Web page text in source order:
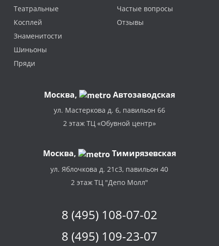
Театральные
Косплей
Знаменитости
Шиньоны
Пряди
Частые вопросы
Отзывы
Москва, Автозаводская
ул. Мастеркова д. 6, павильон 66
2 этаж ТЦ «Обувной центр»
Москва, Тимирязевская
ул. Яблочкова д. 21с3, павильон 40
2 этаж ТЦ "Депо Молл"
8 (495) 108-07-02
8 (495) 109-23-07